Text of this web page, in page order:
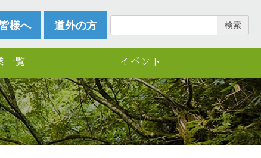
様へ 道外の方 検索
一覧 イベント